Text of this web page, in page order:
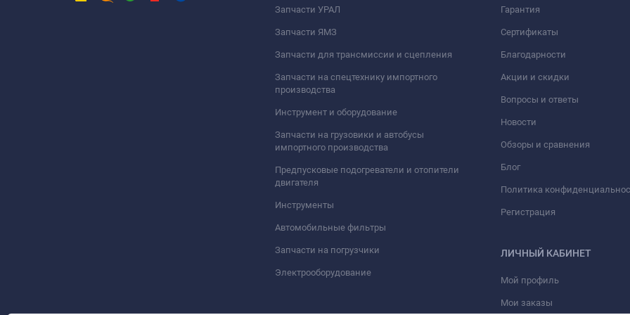
Запчасти УРАЛ
Запчасти ЯМЗ
Запчасти для трансмиссии и сцепления
Запчасти на спецтехнику импортного
производства
Инструмент и оборудование
Запчасти на грузовики и автобусы
импортного производства
Предпусковые подогреватели и отопители
двигателя
Инструменты
Автомобильные фильтры
Запчасти на погрузчики
Электрооборудование
Гарантия
Сертификаты
Благодарности
Акции и скидки
Вопросы и ответы
Новости
Обзоры и сравнения
Блог
Политика
Регистрация
ЛИЧНЫЙ КАБИНЕТ
Мой профиль
Мои заказы